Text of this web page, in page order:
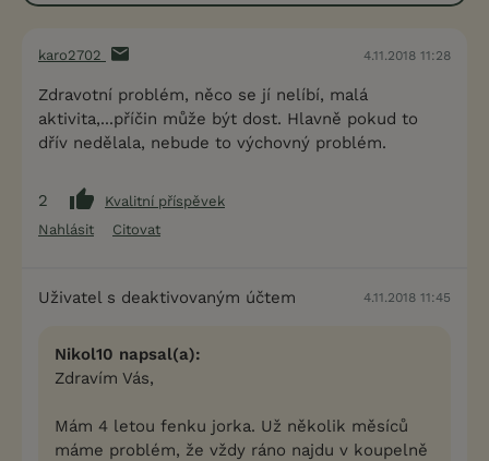
karo2702 4.11.2018 11:28
Zdravotní problém, něco se jí nelíbí, malá
aktivita,...příčin může být dost. Hlavně pokud to
dřív nedělala, nebude to výchovný problém.
2
Kvalitní příspěvek
Nahlásit
Citovat
Uživatel s deaktivovaným účtem 4.11.2018 11:45
Nikol10 napsal(a):
Zdravím Vás,
Mám 4 letou fenku jorka. Už několik měsíců
máme problém, že vždy ráno najdu v koupelně